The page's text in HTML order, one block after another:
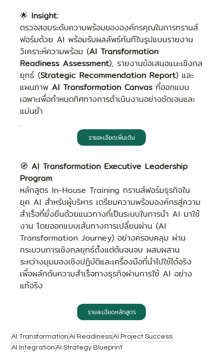
🌟 Insight:
ตรวจสอบระดับความพร้อมขององค์กรคุณในการทรานส์
ฟอร์มด้วย AI พร้อมรับผลลัพธ์ทันทีในรูปแบบรายงาน
วิเคราะห์ความพร้อม (AI Transformation
Readiness Assessment), รายงานข้อเสนอแนะเชิงกล
ยุทธ์ (Strategic Recommendation Report) และ
แผนภาพ AI Transformation Canvas ที่ออกแบบ
เฉพาะเพื่อกำหนดทิศทางการดำเนินงานอย่างชัดเจนและ
แม่นยำ
.
รายละเอียดเพิ่มเติม
🧭 AI Transformation Executive Leadership
Program
หลักสูตร In-House Training ทรานส์ฟอร์มธุรกิจใน
ยุค AI สำหรับผู้บริหาร เตรียมความพร้อมองค์กรสู่ความ
สำเร็จที่ยั่งยืนด้วยแนวทางที่เป็นระบบในการนำ AI มาใช้
งาน โดยออกแบบเส้นทางการเปลี่ยนผ่าน (AI
Transformation Journey) อย่างครอบคลุม ผ่าน
กระบวนการเชิงกลยุทธ์ตั้งแต่ต้นจนจบ ผสมผสาน
ระหว่างมุมมองเชิงปฏิบัติและเครื่องมือที่นำไปใช้ได้จริง
เพื่อผลักดันความสำเร็จทางธุรกิจผ่านการใช้ AI อย่าง
แท้จริง
รายละเอียดหลักสูตร
AI Transformation AI ReadinessAI Project Success
AI Integration AI Strategy Blueprint